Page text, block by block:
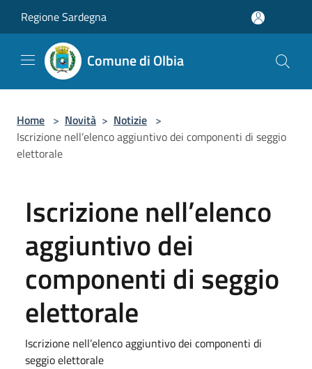
Regione Sardegna
Comune di Olbia
Home > Novità > Notizie >
Iscrizione nell’elenco aggiuntivo dei componenti di seggio
elettorale
Iscrizione nell’elenco
aggiuntivo dei
componenti di seggio
elettorale
Iscrizione nell’elenco aggiuntivo dei componenti di
seggio elettorale